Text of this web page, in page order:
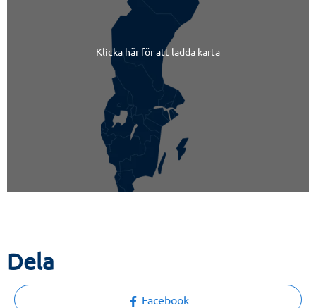
Klicka här för att ladda karta
Dela
Facebook